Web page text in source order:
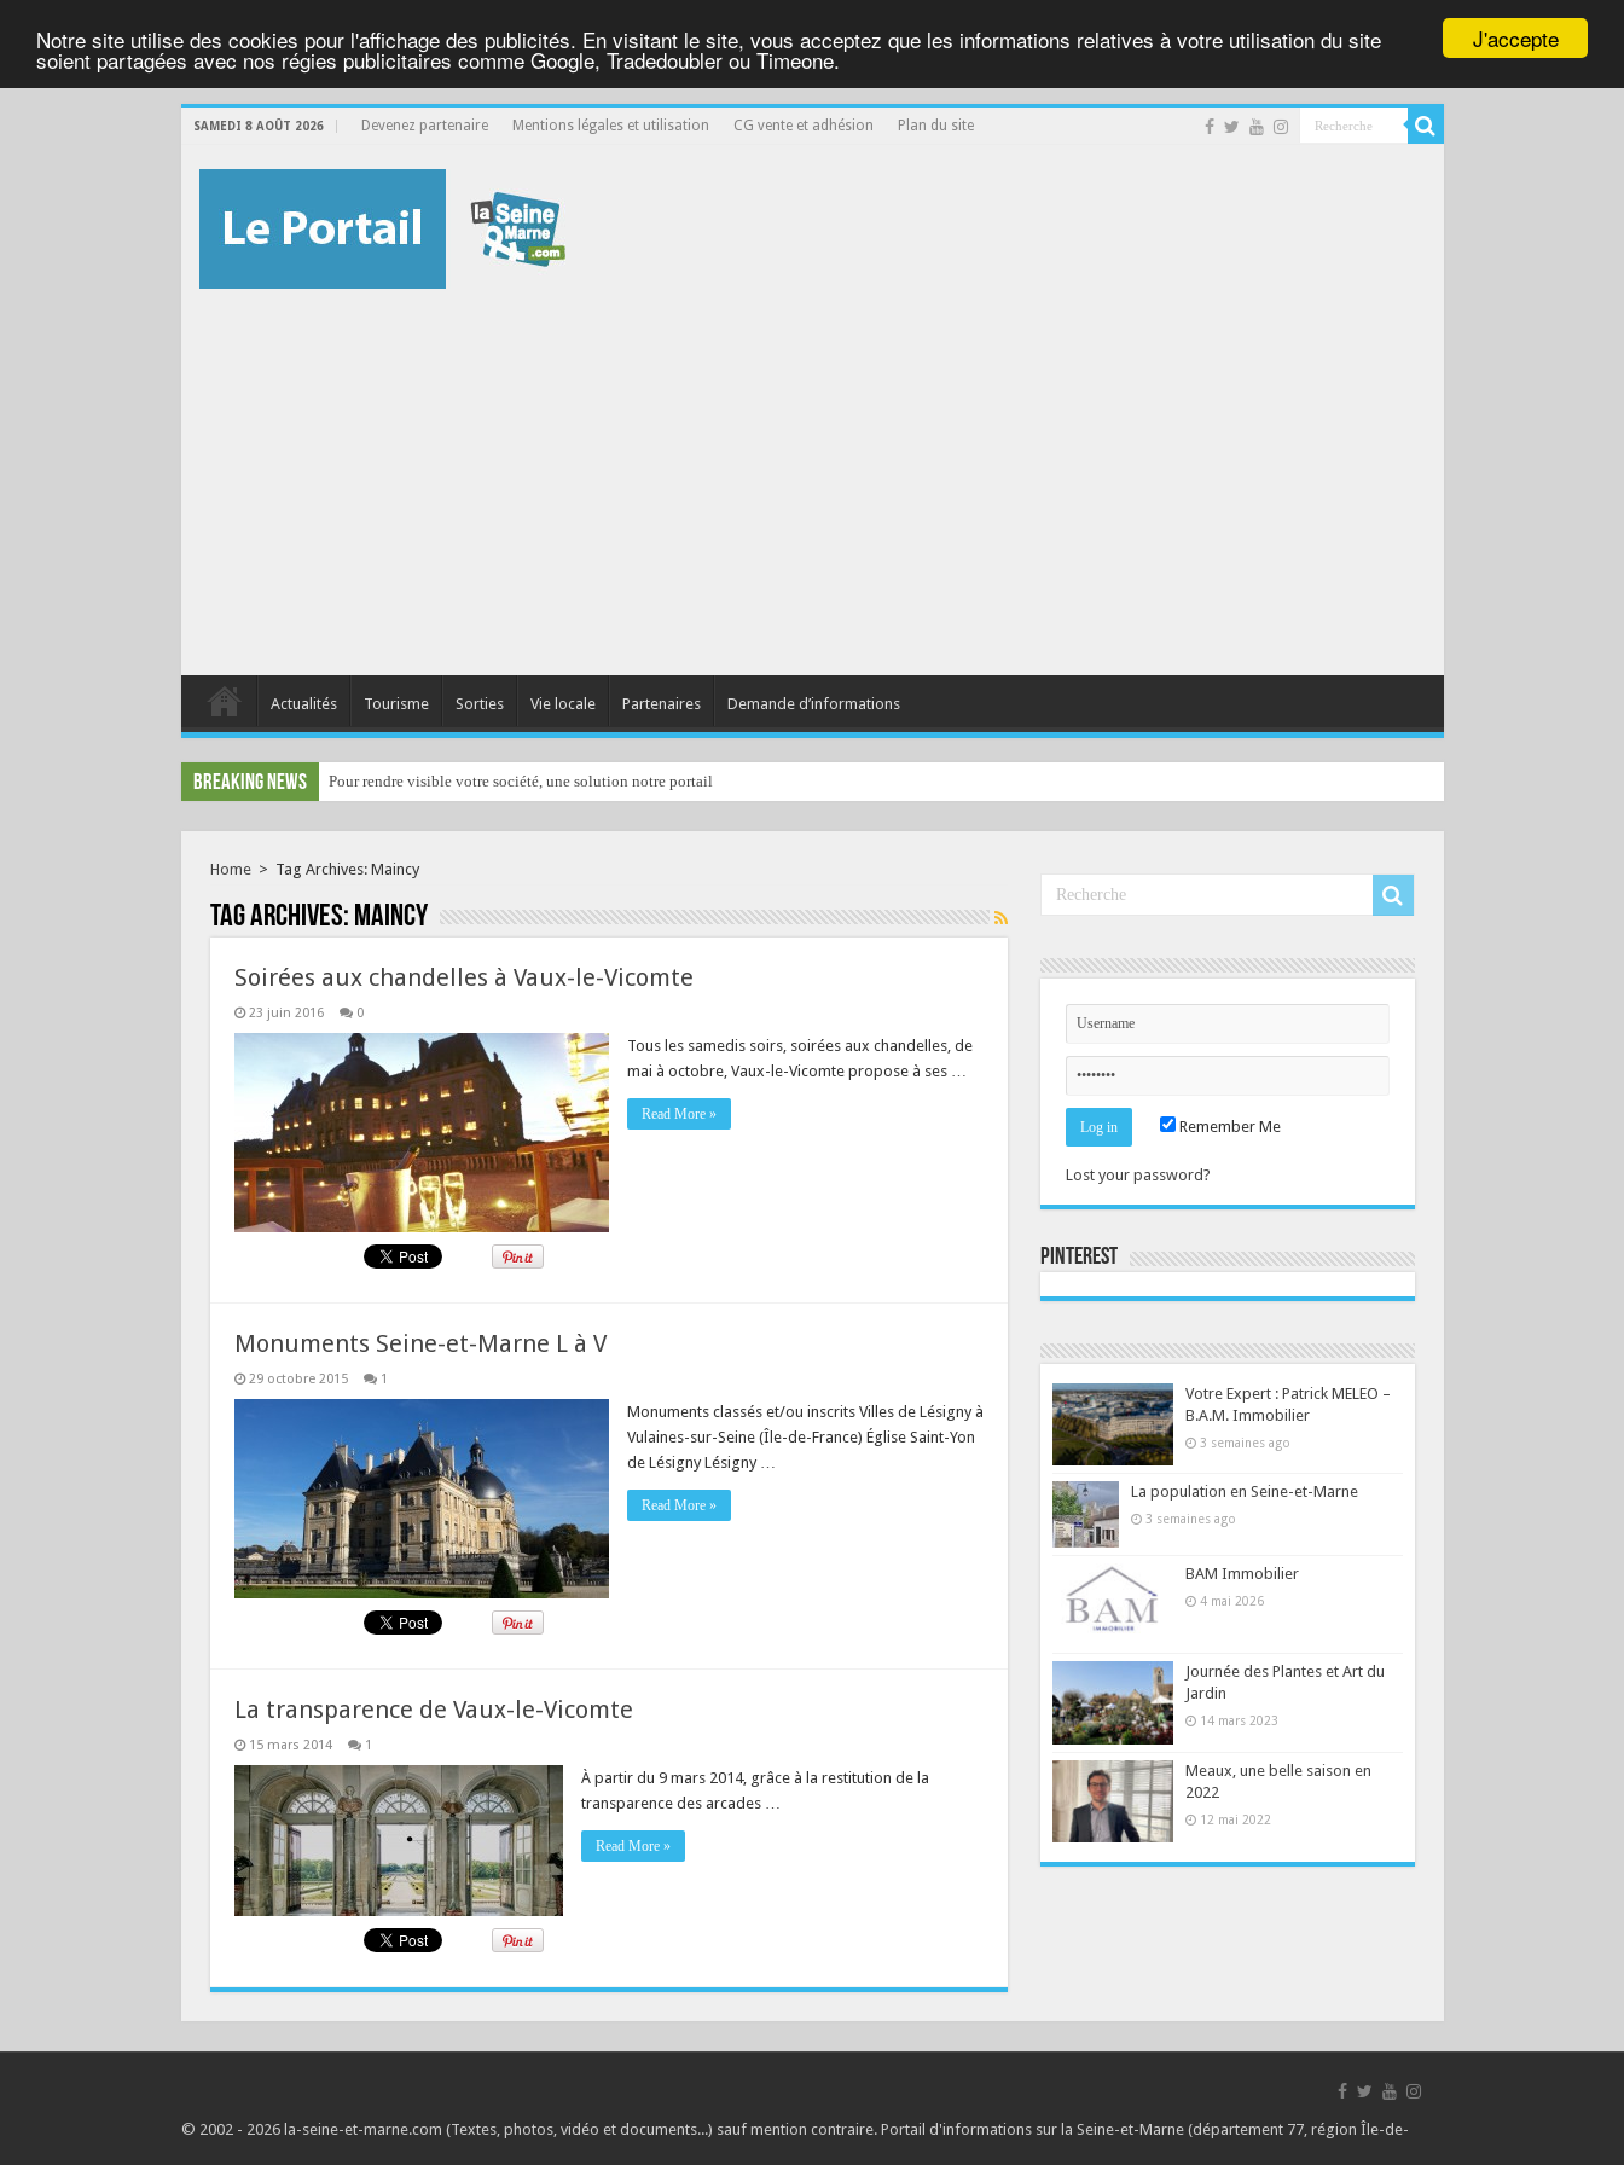
J'accepte
Notre site utilise des cookies pour l'affichage des publicités. En visitant le site, vous acceptez que les informations relatives à votre utilisation du site
soient partagées avec nos régies publicitaires comme Google, Tradedoubler ou Timeone.
SAMEDI 8 AOÛT 2026 Devenez partenaire Mentions légales et utilisation CG vente et adhésion Plan du site
Actualités Tourisme Sorties Vie locale Partenaires Demande d’informations
Breaking News Pour rendre visible votre société, une solution notre portail
Home > Tag Archives: Maincy
Tag Archives: Maincy
Soirées aux chandelles à Vaux-le-Vicomte
23 juin 2016 0
Tous les samedis soirs, soirées aux chandelles, de
mai à octobre, Vaux-le-Vicomte propose à ses …
Read More »
Monuments Seine-et-Marne L à V
29 octobre 2015 1
Monuments classés et/ou inscrits Villes de Lésigny à
Vulaines-sur-Seine (Île-de-France) Église Saint-Yon
de Lésigny Lésigny …
Read More »
La transparence de Vaux-le-Vicomte
15 mars 2014 1
À partir du 9 mars 2014, grâce à la restitution de la
transparence des arcades …
Read More »
Remember Me
Lost your password?
Pinterest
Votre Expert : Patrick MELEO –
B.A.M. Immobilier
3 semaines ago
La population en Seine-et-Marne
3 semaines ago
BAM Immobilier
4 mai 2026
Journée des Plantes et Art du
Jardin
14 mars 2023
Meaux, une belle saison en
2022
12 mai 2022
© 2002 - 2026 la-seine-et-marne.com (Textes, photos, vidéo et documents...) sauf mention contraire. Portail d'informations sur la Seine-et-Marne (département 77, région Île-de-